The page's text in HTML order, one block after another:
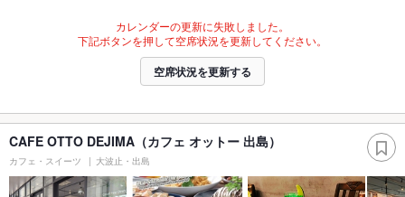
カレンダーの更新に失敗しました。
下記ボタンを押して空席状況を更新してください。
空席状況を更新する
CAFE OTTO DEJIMA（カフェ オットー 出島）
カフェ・スイーツ 大波止・出島